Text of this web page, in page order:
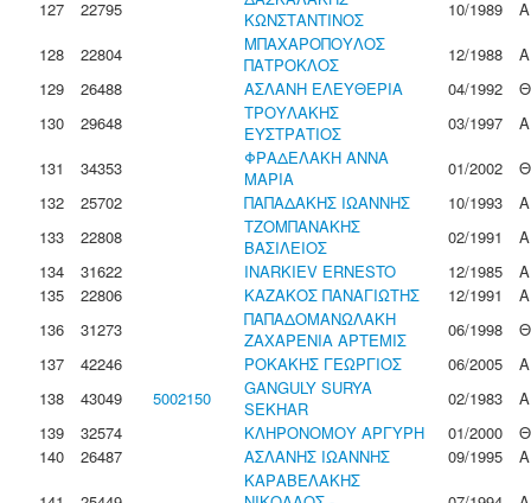
127
22795
ΚΩΝΣΤΑΝΤΙΝΟΣ
10/1989
Α
128
22804
ΜΠΑΧΑΡΟΠΟΥΛΟΣ
ΠΑΤΡΟΚΛΟΣ
12/1988
Α
129
26488 ΑΣΛΑΝΗ ΕΛΕΥΘΕΡΙΑ 04/1992
Θ
130
29648
ΤΡΟΥΛΑΚΗΣ
ΕΥΣΤΡΑΤΙΟΣ
03/1997
Α
131
34353
ΦΡΑΔΕΛΑΚΗ ΑΝΝΑ
ΜΑΡΙΑ
01/2002
Θ
132
25702 ΠΑΠΑΔΑΚΗΣ ΙΩΑΝΝΗΣ 10/1993
Α
133
22808
ΤΖΟΜΠΑΝΑΚΗΣ
ΒΑΣΙΛΕΙΟΣ
02/1991
Α
134
31622 INARKIEV ERNESTO 12/1985
Α
135
22806 ΚΑΖΑΚΟΣ ΠΑΝΑΓΙΩΤΗΣ 12/1991
Α
136
31273
ΠΑΠΑΔΟΜΑΝΩΛΑΚΗ
ΖΑΧΑΡΕΝΙΑ ΑΡΤΕΜΙΣ
06/1998
Θ
137
42246 ΡΟΚΑΚΗΣ ΓΕΩΡΓΙΟΣ 06/2005
Α
138
43049 5002150
GANGULY SURYA
SEKHAR
02/1983
Α
139
32574 ΚΛΗΡΟΝΟΜΟΥ ΑΡΓΥΡΗ 01/2000
Θ
140
26487 ΑΣΛΑΝΗΣ ΙΩΑΝΝΗΣ 09/1995
Α
ΚΑΡΑΒΕΛΑΚΗΣ